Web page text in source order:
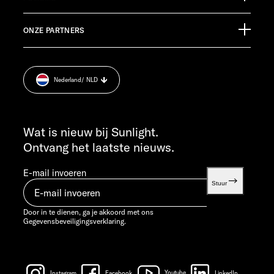
KLANTENSERVICE
service@service.sunlight.de
MA T/M DO 7:30 - 12:00 UUR EN 13:00 - 16:00 UUR
VR 7:30 - 12:00 UUR
info@sunlight.de
Afdruk.
Cookie Consent
Informatie over het gewicht.
ONZE PARTNERS
Wat is nieuw bij Sunlight.
Ontvang het laatste nieuws.
E-mail invoeren
Stuur
Door in te dienen, ga je akkoord met ons
Gegevensbeveiligingsverklaring.
Nederland / NLD